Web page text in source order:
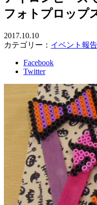
フォトプロップ
2017.10.10
カテゴリー： イベント報告
Facebook
Twitter